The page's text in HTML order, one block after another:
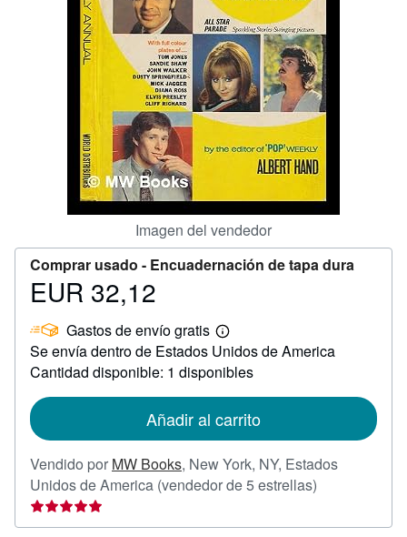
CERRAR
Imagen del vendedor
Comprar usado - Encuadernación de tapa dura
Precio
32,12
EUR 32,12
Gastos de envío gratis
Más
información
sobre
las
envío
Se envía dentro de Estados Unidos de America
Cantidad disponible: 1 disponibles
Añadir al carrito
Vendido por MW Books, New York, NY, Estados
Unidos de America (vendedor de 5 estrellas)
vendedor: